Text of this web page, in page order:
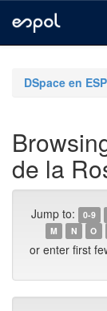
navigationDSpace en
de la
Jump to: 0-9
M
N O
or enter first